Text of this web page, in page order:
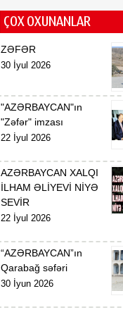
Azərbaycan
Respublikasının UNESCO
nümayəndəsi vəzifəsindən
geri çağırılması haqqında
F.N.İsmayılovun
Azərbaycan
Respublikasının Avropa
nümayəndəsi vəzifəsindən
geri çağırılması haqqında
Azərbaycan Respublikası
Respublikasının Kosmik
Agentliyi (Azərkosmos)"
publik hüquqi şəxsin
yaradılması haqqında"
ÇOX OXUNANLAR
ZƏFƏR
30 İyul 2026
"AZƏRBAYCAN"ın
"Zəfər" imzası
22 İyul 2026
AZƏRBAYCAN XALQI
İLHAM ƏLİYEVİ NİYƏ
SEVİR
22 İyul 2026
“AZƏRBAYCAN”ın
Qarabağ səfəri
30 İyun 2026